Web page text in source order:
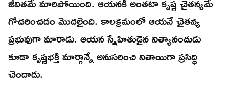
గోచరించడం మొదలైంది. కాలక్రమంలో ఆయనే చైతన్య
ప్రభువుగా మారాడు. ఆయన స్నేహితుడైన నిత్యానందుడు
కూడా కృష్ణభక్తి మార్గాన్నే అనుసరించి నితాయిగా ప్రసిద్ధి
చెందాడు.